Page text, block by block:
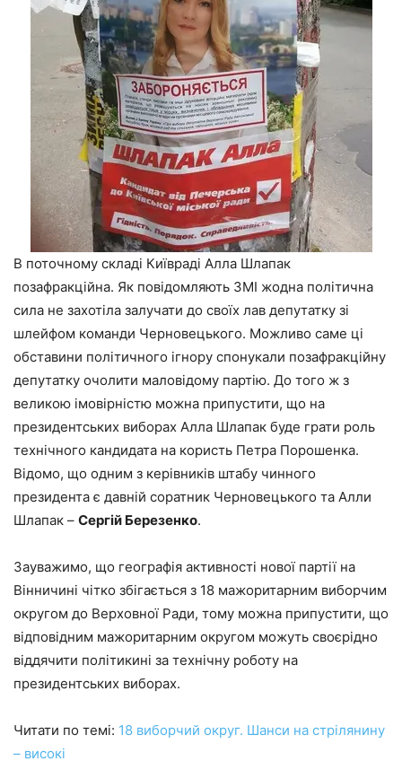
В поточному складі Київраді Алла Шлапак
позафракційна. Як повідомляють ЗМІ жодна політична
сила не захотіла залучати до своїх лав депутатку зі
шлейфом команди Черновецького. Можливо саме ці
обставини політичного ігнору спонукали позафракційну
депутатку очолити маловідому партію. До того ж з
великою імовірністю можна припустити, що на
президентських виборах Алла Шлапак буде грати роль
технічного кандидата на користь Петра Порошенка.
Відомо, що одним з керівників штабу чинного
президента є давній соратник Черновецького та Алли
Шлапак – Сергій Березенко.
Зауважимо, що географія активності нової партії на
Вінничині чітко збігається з 18 мажоритарним виборчим
округом до Верховної Ради, тому можна припустити, що
відповідним мажоритарним округом можуть своєрідно
віддячити політикині за технічну роботу на
президентських виборах.
Читати по темі: 18 виборчий округ. Шанси на стрілянину
– високі